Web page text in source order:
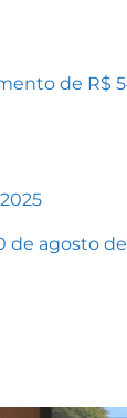
de R$
de agosto